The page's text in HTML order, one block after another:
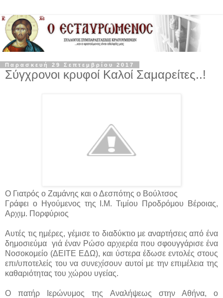
Παρασκευή 29 Σεπτεμβρίου 2017
Σύγχρονοι κρυφοί Καλοί Σαμαρείτες..!
Ο Γιατρός ο Ζαμάνης και ο Δεσπότης ο Βούλτσος
Γράφει ο Ηγούμενος της Ι.Μ. Τιμίου Προδρόμου Βέροιας,
Αρχιμ. Πορφύριος
Αυτές τις ημέρες, γέμισε το διαδύκτιο με αναρτήσεις από ένα
δημοσιεύμα γιά έναν Ρώσο αρχιερέα που σφουγγάρισε ένα
Νοσοκομείο (ΔΕΙΤΕ ΕΔΩ), και ύστερα έδωσε εντολές στους
επι/υποτελείς του να συνεχίσουν αυτοί με την επιμέλεια της
καθαριότητας του χώρου υγείας.
Ο πατήρ Ιερώνυμος της Αναλήψεως στην Αθήνα, ο